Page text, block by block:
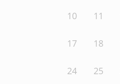
10 11
17 18
24 25